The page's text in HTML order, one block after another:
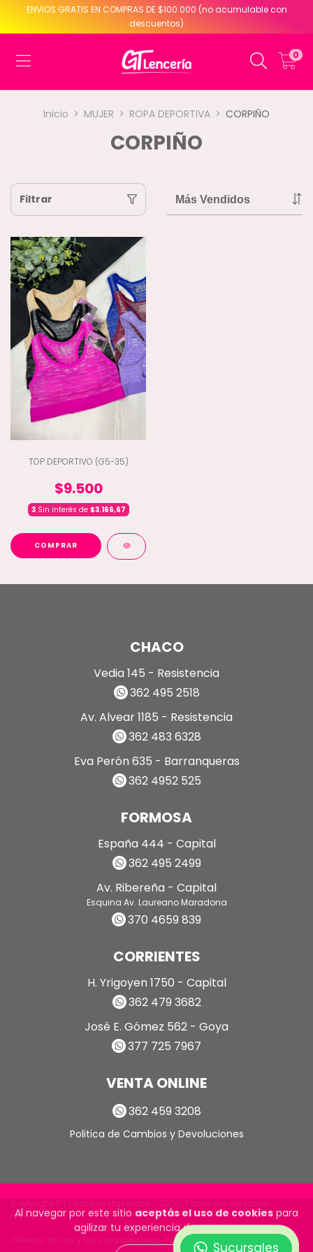
ENVIOS GRATIS EN COMPRAS DE $100.000 (no acumulable con
descuentos)
0
Al navegar por este sitio aceptás el uso de cookies para
agilizar tu experiencia de compra.
Inicio > MUJER > ROPA DEPORTIVA > CORPIÑO
CORPIÑO
Filtrar
TOP DEPORTIVO (G5-35)
$9.500
3Sin interés de $3.166,67
COMPRAR
Sucursales
CHACO
Vedia 145 - Resistencia
362 495 2518
Av. Alvear 1185 - Resistencia
362 483 6328
Eva Perón 635 - Barranqueras
362 4952 525
FORMOSA
España 444 - Capital
362 495 2499
Av. Ribereña - Capital
Esquina Av. Laureano Maradona
370 4659 839
CORRIENTES
H. Yrigoyen 1750 - Capital
362 479 3682
José E. Gómez 562 - Goya
377 725 7967
VENTA ONLINE
362 459 3208
Politica de Cambios y Devoluciones
Copyright GT Lencería Mayorista - 2026. Todos los derechos
reservados.
Defensa de las y los consumidores. Para reclamos
ingrese aquí